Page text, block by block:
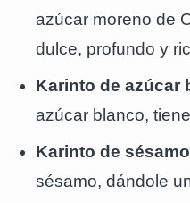
azúcar moreno de
dulce, profundo y
Karinto de azúcar
azúcar blanco,
Karinto de sésamo
sésamo, dándole